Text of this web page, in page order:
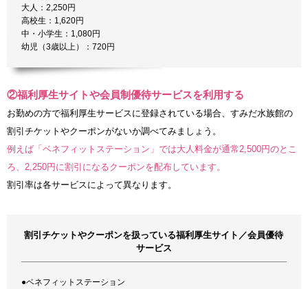
大人：2,250円
高校生：1,620円
中・小学生：1,080円
幼児（3歳以上）：720円
②福利厚生サイトや会員制優待サービスを利用する
お勤めの方で福利厚生サービスに登録されている場合、すみだ水族館の
割引チケットやクーポンがないか調べてみましょう。
例えば「ベネフィットステーション」では大人料金が通常2,500円のとこ
ろ、2,250円に割引になるクーポンを配布しています。
割引率は各サービスによって異なります。
割引チケットやクーポンを扱っている福利厚生サイト／会員優待
サービス
●ベネフィットステーション